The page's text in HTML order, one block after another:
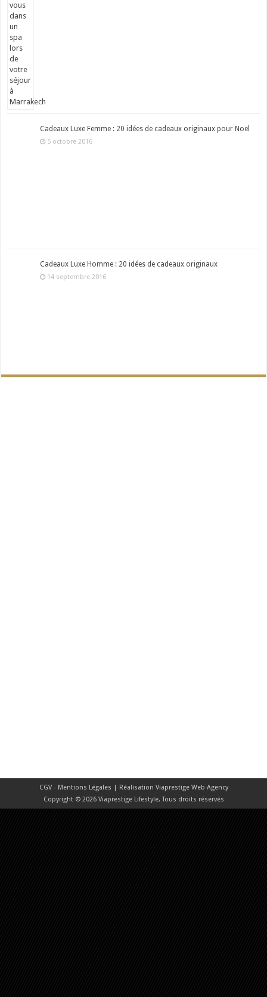
Cadeaux Luxe Femme : 20 idées de cadeaux originaux pour Noël
5 octobre 2016
Cadeaux Luxe Homme : 20 idées de cadeaux originaux
14 septembre 2016
CGV - Mentions Légales | Réalisation Viaprestige Web Agency
Copyright © 2026 Viaprestige Lifestyle, Tous droits réservés